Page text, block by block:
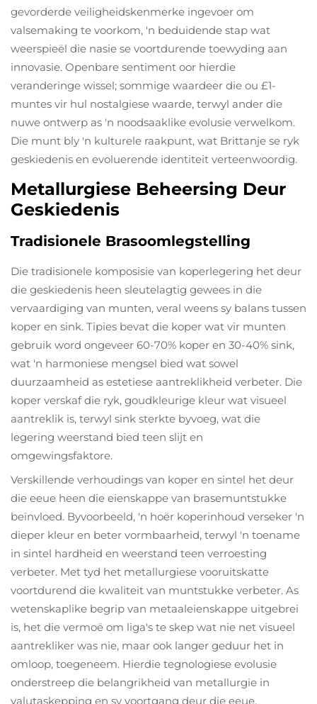
gevorderde veiligheidskenmerke ingevoer om
valsemaking te voorkom, 'n beduidende stap wat
weerspieël die nasie se voortdurende toewyding aan
innovasie. Openbare sentiment oor hierdie
veranderinge wissel; sommige waardeer die ou £1-
muntes vir hul nostalgiese waarde, terwyl ander die
nuwe ontwerp as 'n noodsaaklike evolusie verwelkom.
Die munt bly 'n kulturele raakpunt, wat Brittanje se ryk
geskiedenis en evoluerende identiteit verteenwoordig.
Metallurgiese Beheersing Deur
Geskiedenis
Tradisionele Brasoomlegstelling
Die tradisionele komposisie van koperlegering het deur
die geskiedenis heen sleutelagtig gewees in die
vervaardiging van munten, veral weens sy balans tussen
koper en sink. Tipies bevat die koper wat vir munten
gebruik word ongeveer 60-70% koper en 30-40% sink,
wat 'n harmoniese mengsel bied wat sowel
duurzaamheid as estetiese aantreklikheid verbeter. Die
koper verskaf die ryk, goudkleurige kleur wat visueel
aantreklik is, terwyl sink sterkte byvoeg, wat die
legering weerstand bied teen slijt en
omgewingsfaktore.
Verskillende verhoudings van koper en sintel het deur
die eeue heen die eienskappe van brasemuntstukke
beïnvloed. Byvoorbeeld, 'n hoër koperinhoud verseker 'n
dieper kleur en beter vormbaarheid, terwyl 'n toename
in sintel hardheid en weerstand teen verroesting
verbeter. Met tyd het metallurgiese vooruitskatte
voortdurend die kwaliteit van muntstukke verbeter. As
wetenskaplike begrip van metaaleienskappe uitgebrei
is, het die vermoë om liga's te skep wat nie net visueel
aantrekliker was nie, maar ook langer geduur het in
omloop, toegeneem. Hierdie tegnologiese evolusie
onderstreep die belangrikheid van metallurgie in
valutaskepping en sy voortgang deur die eeue.